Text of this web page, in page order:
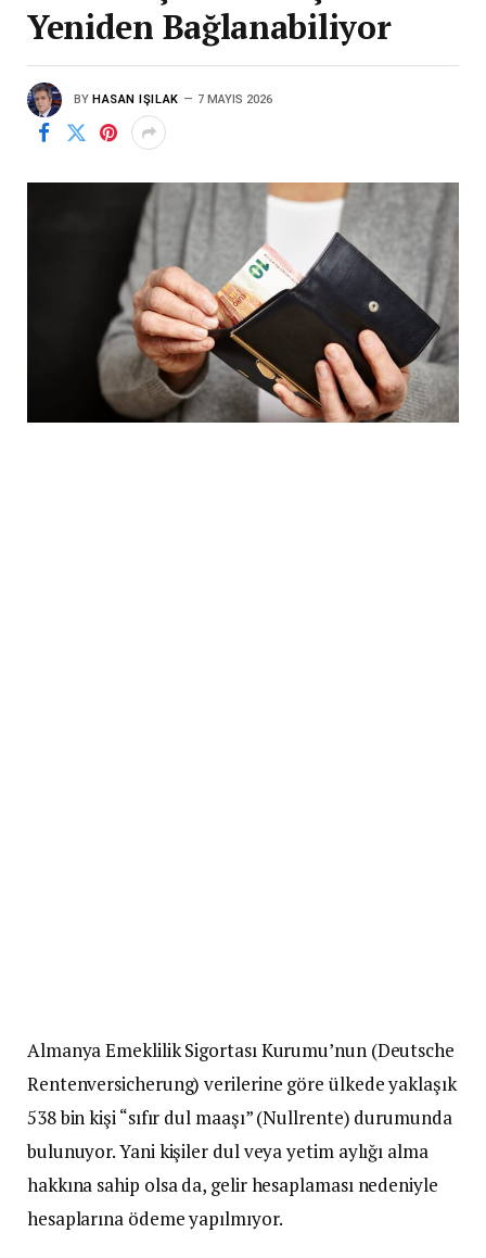
Yeniden Bağlanabiliyor
BY HASAN IŞILAK 7 MAYIS 2026
Almanya Emeklilik Sigortası Kurumu’nun (Deutsche
Rentenversicherung) verilerine göre ülkede yaklaşık
538 bin kişi “sıfır dul maaşı” (Nullrente) durumunda
bulunuyor. Yani kişiler dul veya yetim aylığı alma
hakkına sahip olsa da, gelir hesaplaması nedeniyle
hesaplarına ödeme yapılmıyor.